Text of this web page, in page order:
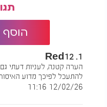
המלצות נוספות
הוסף
1. Red12
הערה קטנה, לעניות דעתי
להתעכל לפיכך מדוע
12/02/26 11:16